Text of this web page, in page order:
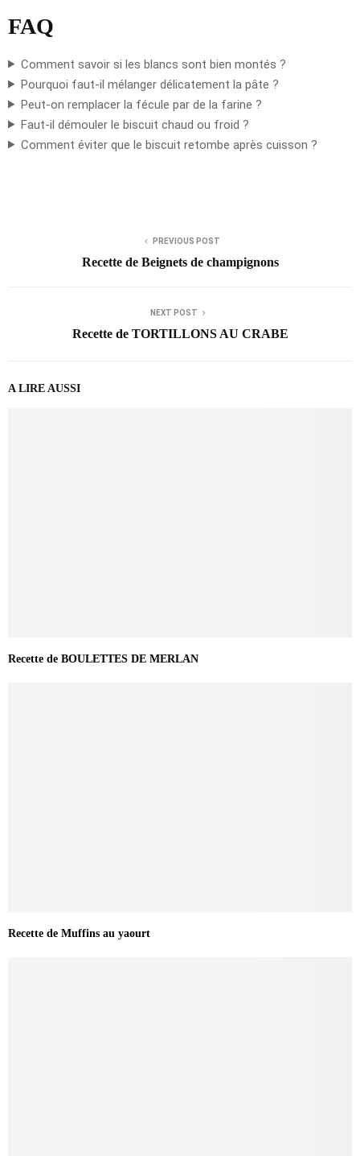
FAQ
Comment savoir si les blancs sont bien montés ?
Pourquoi faut-il mélanger délicatement la pâte ?
Peut-on remplacer la fécule par de la farine ?
Faut-il démouler le biscuit chaud ou froid ?
Comment éviter que le biscuit retombe après cuisson ?
PREVIOUS POST
Recette de Beignets de champignons
NEXT POST
Recette de TORTILLONS AU CRABE
A LIRE AUSSI
Recette de BOULETTES DE MERLAN
Recette de Muffins au yaourt